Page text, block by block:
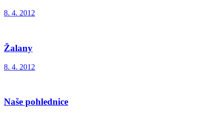
8. 4. 2012
Žalany
8. 4. 2012
Naše pohlednice